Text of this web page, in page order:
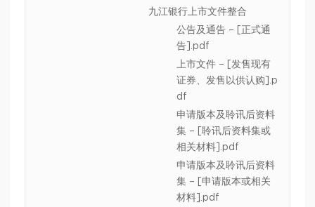
九江银行上市文件整合
公告及通告 – [正式通
告].pdf
上市文件 – [发售现有
证券、发售以供认购].p
df
申请版本及聆讯后资料
集 – [聆讯后资料集或
相关材料].pdf
申请版本及聆讯后资料
集 – [申请版本或相关
材料].pdf